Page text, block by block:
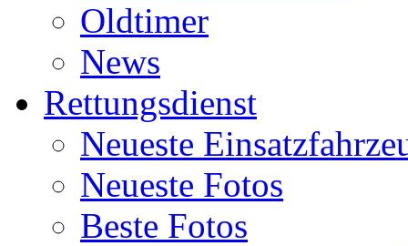
Oldtimer
News
Rettungsdienst
Neueste
Neueste Fotos
Beste Fotos